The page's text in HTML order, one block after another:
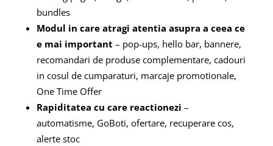
bundles
Modul in care atragi atentia asupra a ceea ce
e mai important – pop-ups, hello bar, bannere,
recomandari de produse complementare, cadouri
in cosul de cumparaturi, marcaje promotionale,
One Time Offer
Rapiditatea cu care reactionezi –
automatisme, GoBoti, ofertare, recuperare cos,
alerte stoc